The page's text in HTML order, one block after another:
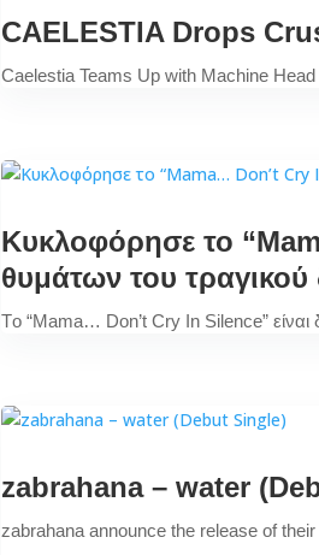
CAELESTIA Drops
Caelestia Teams Up with Machine
Κυκλοφόρησε το
θυμάτων του
Tο “Mama… Don’t Cry In Silence”
zabrahana – water
zabrahana announce the release of